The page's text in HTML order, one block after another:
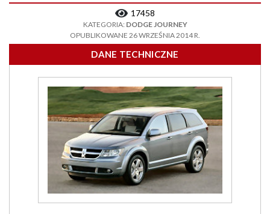
17458
KATEGORIA: DODGE JOURNEY
OPUBLIKOWANE 26 WRZEŚNIA 2014 R.
DANE TECHNICZNE